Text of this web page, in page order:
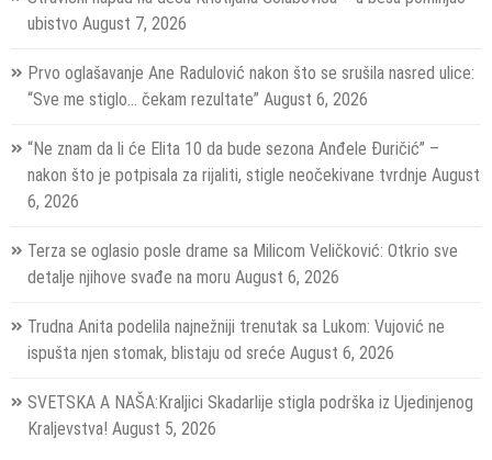
ubistvo August 7, 2026
Prvo oglašavanje Ane Radulović nakon što se srušila nasred ulice:
“Sve me stiglo… čekam rezultate” August 6, 2026
“Ne znam da li će Elita 10 da bude sezona Anđele Đuričić” –
nakon što je potpisala za rijaliti, stigle neočekivane tvrdnje August
6, 2026
Terza se oglasio posle drame sa Milicom Veličković: Otkrio sve
detalje njihove svađe na moru August 6, 2026
Trudna Anita podelila najnežniji trenutak sa Lukom: Vujović ne
ispušta njen stomak, blistaju od sreće August 6, 2026
SVETSKA A NAŠA:Kraljici Skadarlije stigla podrška iz Ujedinjenog
Kraljevstva! August 5, 2026